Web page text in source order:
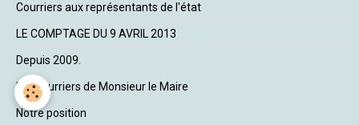
Courriers aux représentants de l'état
LE COMPTAGE DU 9 AVRIL 2013
Depuis 2009.
Les courriers de Monsieur le Maire
Notre position